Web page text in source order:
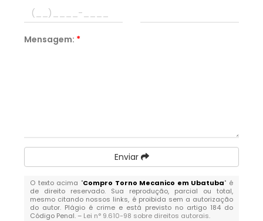
Mensagem: *
Enviar
O texto acima "Compro Torno Mecanico em Ubatuba" é
de direito reservado. Sua reprodução, parcial ou total,
mesmo citando nossos links, é proibida sem a autorização
do autor. Plágio é crime e está previsto no artigo 184 do
Código Penal. – Lei n° 9.610-98 sobre direitos autorais.